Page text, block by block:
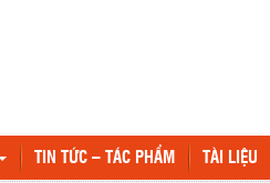
TIN TỨC – TÁC PHẨM TÀI LIỆU